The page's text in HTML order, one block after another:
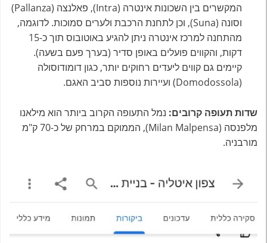
המקשרים בין השכונות אינטרה (Intra), פאלנצה (Pallanza)
וסונה (Suna), וכן לתחנת הרכבת ולערים סמוכות. לדוגמה,
מהתחנה למרכז אינטרה ניתן להגיע באוטובוס תוך כ-15
דקות, והקווים פועלים באופן סדיר (בערך פעם בשעה).
קיימים גם קווים ליעדים רחוקים יותר, כגון דומודוסולה
(Domodossola) ועיירות נוספות סביב האגם.
שדות תעופה קרובים: נמל התעופה הקרוב ביותר הוא מילאנו
מלפנסה (Milan Malpensa), הממוקם במרחק של כ-70 ק"מ
מורבניה.